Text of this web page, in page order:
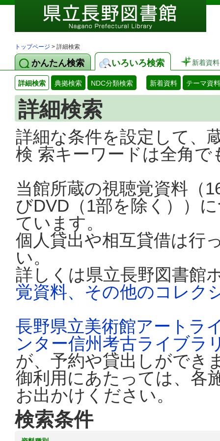
トップページ > 詳細検索
かんたん検索 いろいろ検索 新着資料
詳細検索 典拠検索 NDC分類検索 新着資料 テーマ資料
詳細検索
詳細な条件を設定して、
検 索キーワードは全角
当館所蔵の視聴覚資料（
びDVD（1部を除く））
ています。
個人貸出や相互貸借は行
い。
詳しくは県立長野図書館
覚資料、その他のコレク
長野県立美術館アートラ
ンター信州考古ライブラ
が、予約や貸出しができ
御利用にあたっては、各
お出かけください。
検索条件